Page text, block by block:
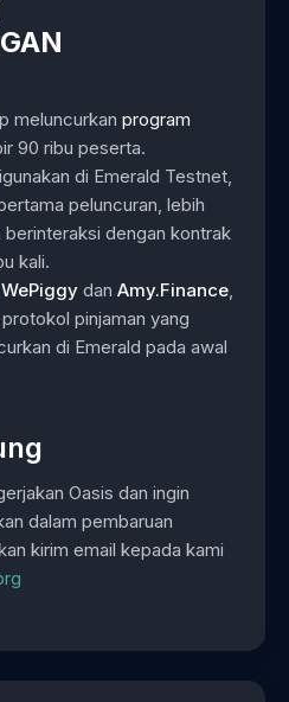
meluncurkanprogram
90 ribu peserta.
di Emerald Testnet,
peluncuran, lebih
berinteraksi dengan kontrak
kali.
WePiggy danAmy.Finance,
pinjaman yang
di Emerald pada awal
Oasis dan ingin
dalam pembaruan
kirim email kepada kami